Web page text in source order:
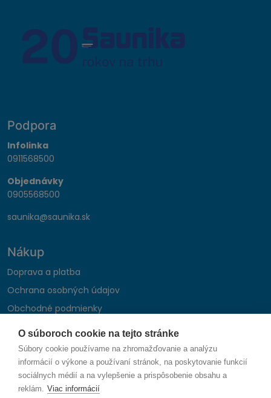
O súboroch cookie na tejto stránke
Súbory cookie používame na zhromažďovanie a analýzu
informácií o výkone a používaní stránok, na poskytovanie funkcií
sociálnych médií a na vylepšenie a prispôsobenie obsahu a
reklám. Viac informácií
Podpora
Infolinka
0911568500
Objednávky
0905568500
saunika@saunika.sk
Nákup
Doprava a platba
Ochrana osobných údajov
Obchodné podmienky
Reklamačný poriadok
Montáž autohifi
Formulár na odstúpenie od zmluvy
Sledujte nás